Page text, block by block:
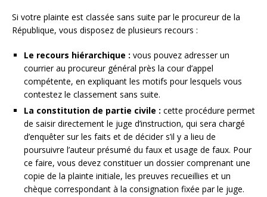
Si votre plainte est classée sans suite par le procureur de la
République, vous disposez de plusieurs recours :
Le recours hiérarchique : vous pouvez adresser un
courrier au procureur général près la cour d’appel
compétente, en expliquant les motifs pour lesquels vous
contestez le classement sans suite.
La constitution de partie civile : cette procédure permet
de saisir directement le juge d’instruction, qui sera chargé
d’enquêter sur les faits et de décider s’il y a lieu de
poursuivre l’auteur présumé du faux et usage de faux. Pour
ce faire, vous devez constituer un dossier comprenant une
copie de la plainte initiale, les preuves recueillies et un
chèque correspondant à la consignation fixée par le juge.